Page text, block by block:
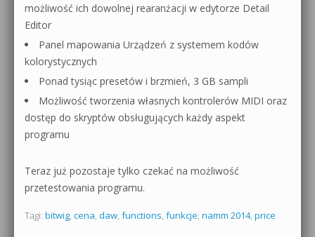
możliwość ich dowolnej rearanżacji w edytorze Detail
Editor
Panel mapowania Urządzeń z systemem kodów
kolorystycznych
Ponad tysiąc presetów i brzmień, 3 GB sampli
Możliwość tworzenia własnych kontrolerów MIDI oraz
dostęp do skryptów obsługujących każdy aspekt
programu
Teraz już pozostaje tylko czekać na możliwość
przetestowania programu.
Tagi: bitwig, cena, daw, functions, funkcje, namm 2014, price